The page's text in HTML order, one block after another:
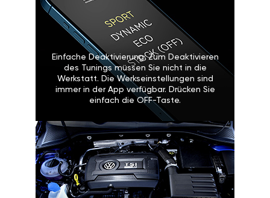
Einfache Deaktivierung: Zum Deaktivieren
des Tunings müssen Sie nicht in die
Werkstatt. Die Werkseinstellungen sind
immer in der App verfügbar. Drücken Sie
einfach die OFF-Taste.